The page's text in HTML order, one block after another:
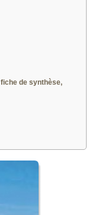
de synthèse,